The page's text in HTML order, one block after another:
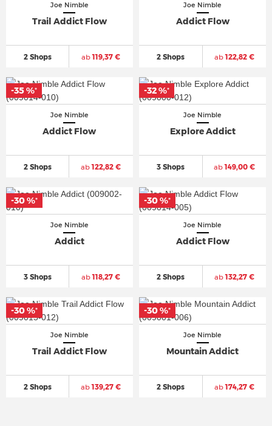
Joe Nimble
Trail Addict Flow
2 Shops ab119,37 €
Joe Nimble
Addict Flow
2 Shops ab122,82 €
Joe Nimble
Addict Flow
2 Shops ab122,82 €
-35 %*
-35 %*
Joe Nimble
Explore Addict
3 Shops ab149,00 €
-32 %*
-32 %*
Joe Nimble
Addict
3 Shops ab118,27 €
-30 %*
-30 %*
Joe Nimble
Addict Flow
2 Shops ab132,27 €
-30 %*
-30 %*
Joe Nimble
Trail Addict Flow
2 Shops ab139,27 €
-30 %*
-30 %*
Joe Nimble
Mountain Addict
2 Shops ab174,27 €
-30 %*
-30 %*